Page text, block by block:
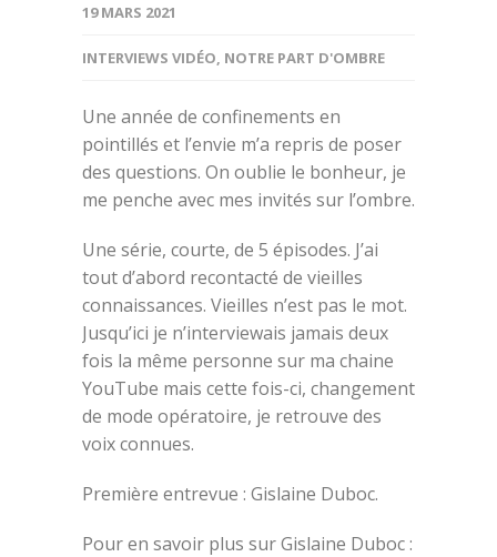
19 MARS 2021
INTERVIEWS VIDÉO, NOTRE PART D'OMBRE
Une année de confinements en
pointillés et l’envie m’a repris de poser
des questions. On oublie le bonheur, je
me penche avec mes invités sur l’ombre.
Une série, courte, de 5 épisodes. J’ai
tout d’abord recontacté de vieilles
connaissances. Vieilles n’est pas le mot.
Jusqu’ici je n’interviewais jamais deux
fois la même personne sur ma chaine
YouTube mais cette fois-ci, changement
de mode opératoire, je retrouve des
voix connues.
Première entrevue : Gislaine Duboc.
Pour en savoir plus sur Gislaine Duboc :